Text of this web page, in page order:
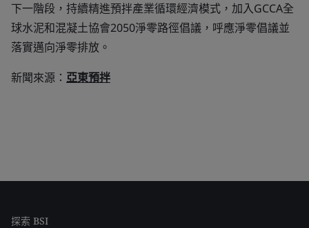
下一階段，持續精進預拌產業循環經濟模式，加入GCCA全
球水泥和混凝土協會2050淨零路徑倡議，呼應淨零倡議並
落實邁向淨零排放。
新聞來源： 亞東預拌
探索 BSI